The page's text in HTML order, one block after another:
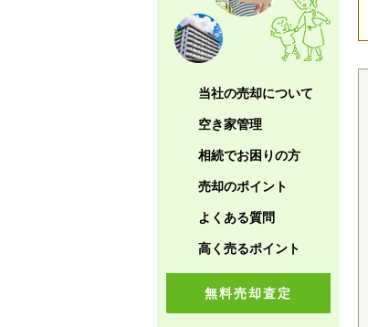
当社の売却について
空き家管理
相続でお困りの方
売却のポイント
よくある質問
高く売るポイント
無料売却査定